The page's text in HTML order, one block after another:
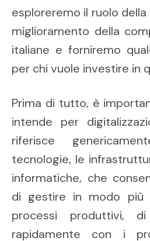
esploreremo il ruolo
miglioramento della
italiane e forniremo
per chi vuole investire in
Prima di tutto, è
intende per
riferisce
tecnologie, le
informatiche, che
di gestire in modo più
processi produttivi,
rapidamente con i